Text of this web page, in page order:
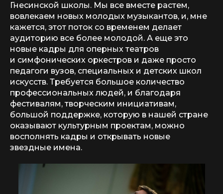
Гнесинской школы. Мы все вместе растем,
вовлекаем новых молодых музыкантов, и, мне
кажется, этот поток со временем делает
аудиторию все более молодой. А еще это
новые кадры для оперных театров
и симфонических оркестров и даже просто
педагоги вузов, специальных и детских школ
искусств. Требуется большое количество
профессиональных людей, и благодаря
фестивалям, творческим инициативам,
большой поддержке, которую в нашей стране
оказывают культурным проектам, можно
восполнять кадры и открывать новые
звездные имена.